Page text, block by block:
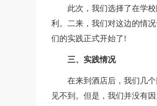
此次，我们选择了在学
利。二来，我们对这边的情
们的实践正式开始了!
三、实践情况
在来到酒店后，我们几
见不到。但是，我们并没有